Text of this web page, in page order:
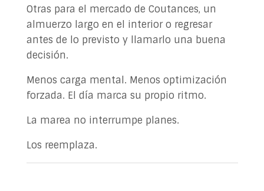
Otras para el mercado de Coutances, un
almuerzo largo en el interior o regresar
antes de lo previsto y llamarlo una buena
decisión.
Menos carga mental. Menos optimización
forzada. El día marca su propio ritmo.
La marea no interrumpe planes.
Los reemplaza.